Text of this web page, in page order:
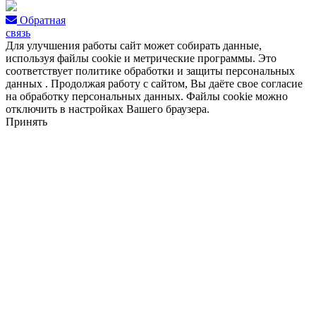
Обратная
связь
Для улучшения работы сайт может собирать данные,
используя файлы cookie и метрические программы. Это
соответствует политике обработки и защиты персональных
данных . Продолжая работу с сайтом, Вы даёте свое согласие
на обработку персональных данных. Файлы cookie можно
отключить в настройках Вашего браузера.
Принять